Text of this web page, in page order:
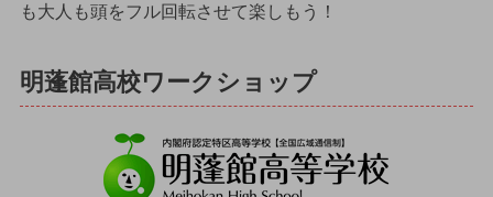
も大人も頭をフル回転させて楽しもう！
明蓬館高校ワークショップ